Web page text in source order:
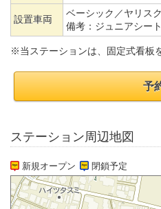
設置車両
ベーシック／ヤリス
備考： ジュニアシー
※当ステーションは、固定式看板
予
ステーション周辺地図
新規オープン 閉鎖予定